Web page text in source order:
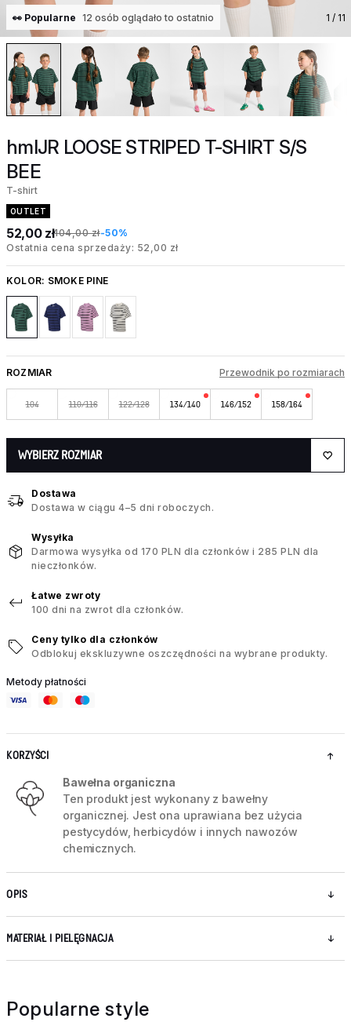
👀 Popularne 12 osób oglądało to ostatnio 1 / 11
hmlJR LOOSE STRIPED T-SHIRT S/S
BEE
T-shirt
OUTLET
52,00 zł104,00 zł-50%
Ostatnia cena sprzedaży: 52,00 zł
KOLOR: SMOKE PINE
ROZMIAR Przewodnik po rozmiarach
104 110/116 122/128 134/140 146/152 158/164
WYBIERZ ROZMIAR
Dostawa
Dostawa w ciągu 4–5 dni roboczych.
Wysyłka
Darmowa wysyłka od 170 PLN dla członków i 285 PLN dla
nieczłonków.
Łatwe zwroty
100 dni na zwrot dla członków.
Ceny tylko dla członków
Odblokuj ekskluzywne oszczędności na wybrane produkty.
Metody płatności
KORZYŚCI
Bawełna organiczna
Ten produkt jest wykonany z bawełny
organicznej. Jest ona uprawiana bez użycia
pestycydów, herbicydów i innych nawozów
chemicznych.
OPIS
MATERIAŁ I PIELĘGNACJA
Popularne style